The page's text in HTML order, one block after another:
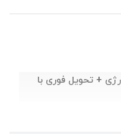
+ تحویل فوری با